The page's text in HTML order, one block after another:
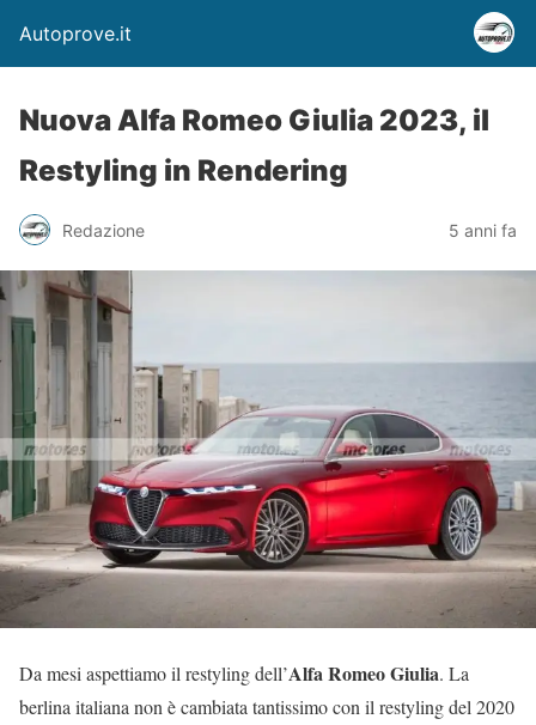
Autoprove.it
Nuova Alfa Romeo Giulia 2023, il
Restyling in Rendering
Redazione 5 anni fa
Da mesi aspettiamo il restyling dell’Alfa Romeo Giulia. La
berlina italiana non è cambiata tantissimo con il restyling del 2020